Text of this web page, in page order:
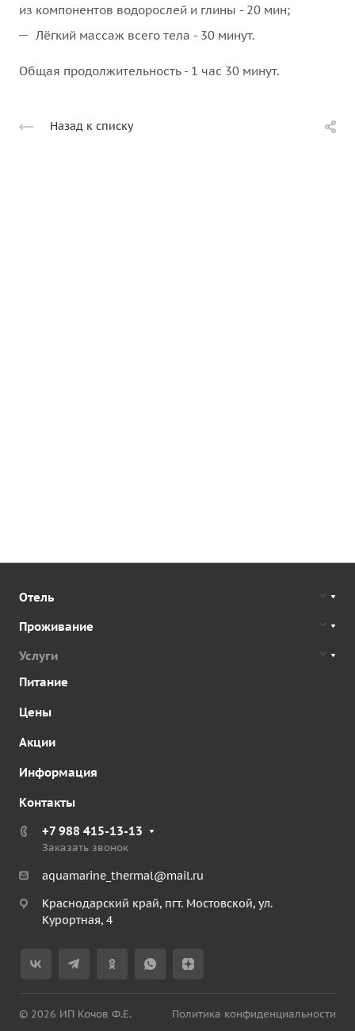
из компонентов водорослей и глины - 20 мин;
Лёгкий массаж всего тела - 30 минут.
Общая продолжительность - 1 час 30 минут.
Назад к списку
Отель
Проживание
Услуги
Питание
Цены
Акции
Информация
Контакты
+7 988 415-13-13
Заказать звонок
aquamarine_thermal@mail.ru
Краснодарский край, пгт. Мостовской, ул.
Курортная, 4
© 2026 ИП Кочов Ф.Е. Политика конфиденциальности